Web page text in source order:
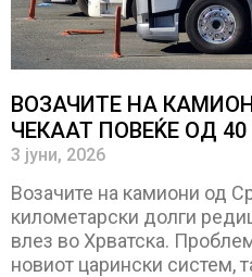
ВОЗАЧИТЕ НА
ЧЕКААТ ПОВЕЌЕ ОД
3 јуни, 2026
Возачите на камиони од
километарски долги
влез во Хрватска.
новиот царински систем,